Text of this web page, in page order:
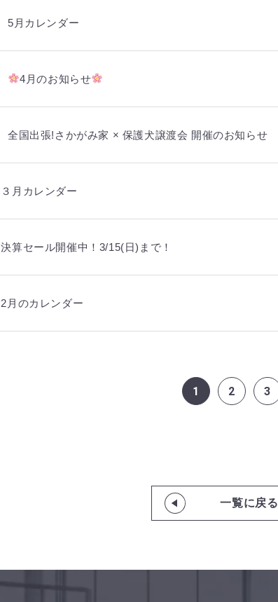
5月カレンダー
4月のお知らせ
全国出張!さかがみ家 × 保護犬譲渡会 開催のお知らせ
３月カレンダー
決算セール開催中！3/15(日)まで！
2月のカレンダー
1 2 3
一覧に戻る